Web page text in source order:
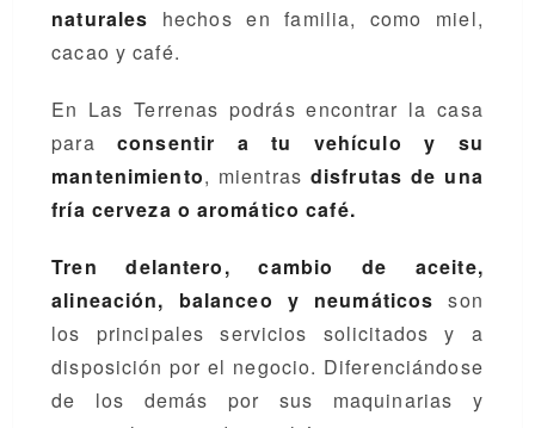
naturales hechos en familia, como miel,
cacao y café.
En Las Terrenas podrás encontrar la casa
para consentir a tu vehículo y su
mantenimiento, mientras disfrutas de una
fría cerveza o aromático café.
Tren delantero, cambio de aceite,
alineación, balanceo y neumáticos son
los principales servicios solicitados y a
disposición por el negocio. Diferenciándose
de los demás por sus maquinarias y